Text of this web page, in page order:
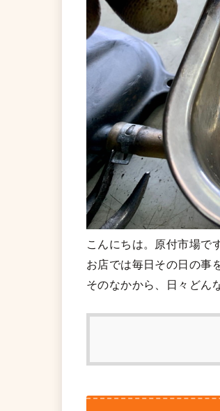
こんにちは。原付市場です
お店では毎日その日の事
そのなかから、日々どん